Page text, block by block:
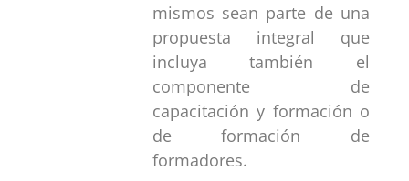
mismos sean parte de una
propuesta integral que
incluya también el
componente de
capacitación y formación o
de formación de
formadores.